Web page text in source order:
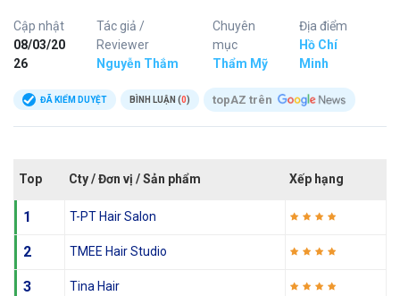
Cập nhật
08/03/20
26
Tác giả /
Reviewer
Nguyễn Thắm
Chuyên
mục
Thẩm Mỹ
Địa điểm
Hồ Chí
Minh
ĐÃ KIỂM DUYỆT BÌNH LUẬN (0) topAZ trên
Top Cty / Đơn vị / Sản phẩm Xếp hạng
1 T-PT Hair Salon
2 TMEE Hair Studio
3 Tina Hair